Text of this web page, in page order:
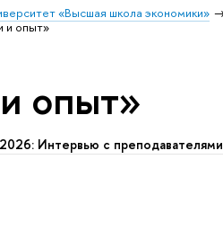
«Высшая школа экономики»
и опыт»
опыт»
Интервью с преподавателями